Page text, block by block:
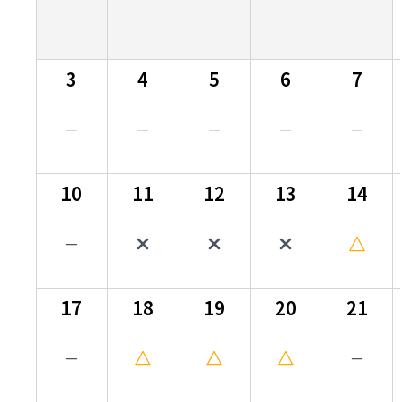
3 4 5 6 7
10 11 12 13 14
17 18 19 20 21